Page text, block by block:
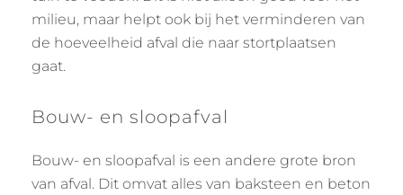
milieu, maar helpt ook bij het verminderen van
de hoeveelheid afval die naar stortplaatsen
gaat.
Bouw- en sloopafval
Bouw- en sloopafval is een andere grote bron
van afval. Dit omvat alles van baksteen en beton